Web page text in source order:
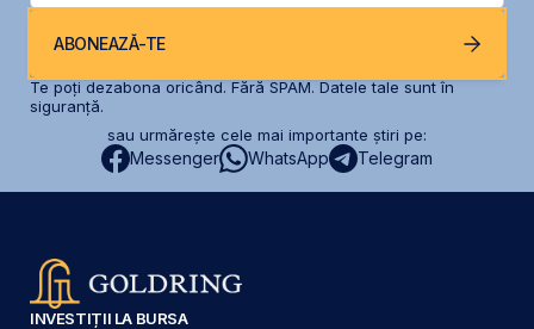
ABONEAZĂ-TE
Te poți dezabona oricând. Fără SPAM. Datele tale sunt în
siguranță.
sau urmărește cele mai importante știri pe:
Messenger WhatsApp Telegram
INVESTIȚII LA BURSA